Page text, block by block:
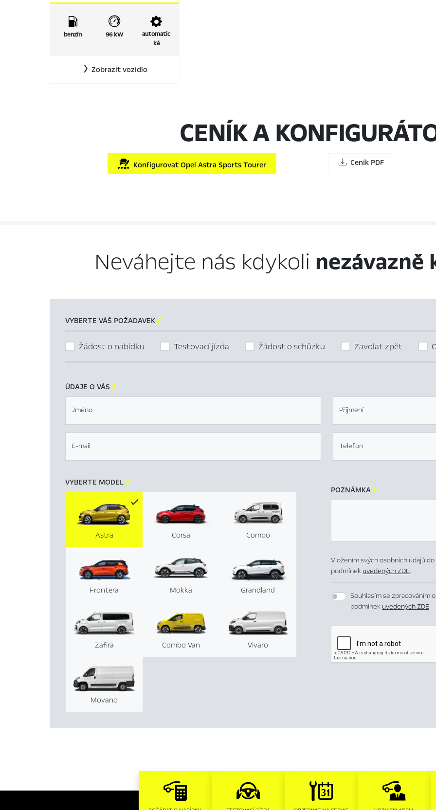
benzín 96 kW
automatic
ká
Zobrazit vozidlo
CENÍK A
Konfigurovat Opel Astra Sports Tourer Ceník PDF
Neváhejte nás kdykoli
VYBERTE VÁŠ POŽADAVEK 
Žádost o nabídku Testovací jízda Žádost o schůzku Zavolat zpět
ÚDAJE O VÁS 
Jméno Příjmení
E-mail Telefon
VYBERTE MODEL 
Corsa Combo
Frontera
Astra
Mokka Grandland
Zafira Combo Van Vivaro
Movano
POZNÁMKA 
Vložením svých osobních údajů
podmínek uvedených ZDE.
Souhlasím se zpracováním
podmínek uvedených ZDE